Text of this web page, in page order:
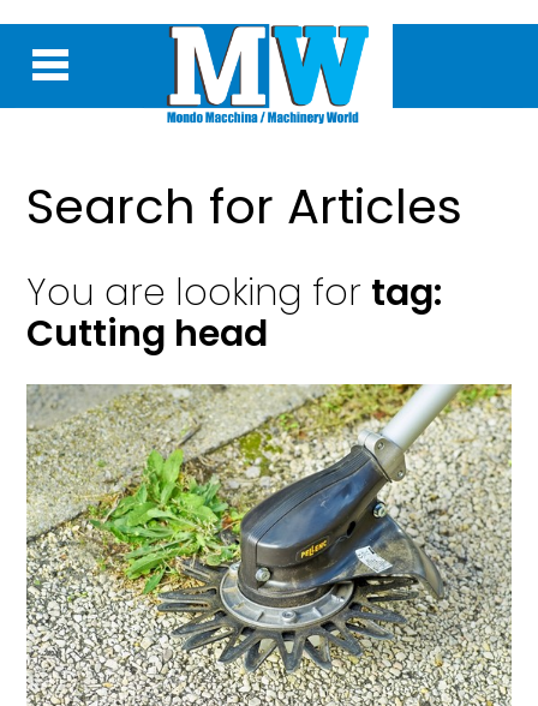
Search for Articles
You are looking for tag:
Cutting head